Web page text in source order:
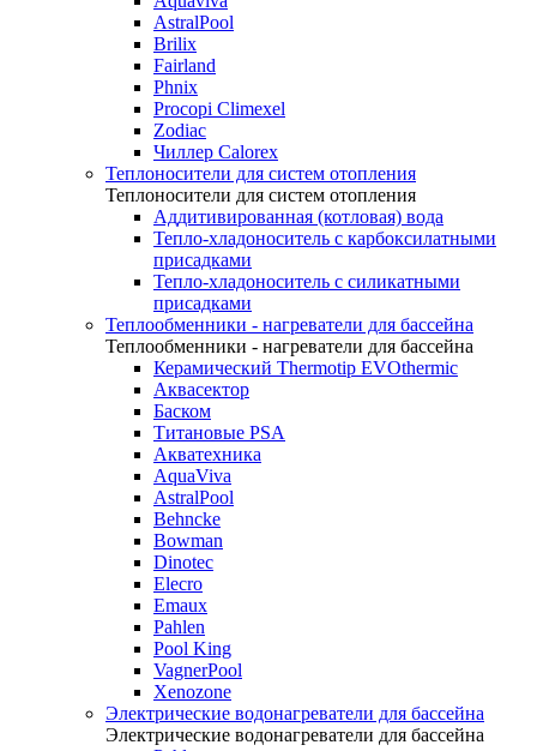
AstralPool
Brilix
Fairland
Phnix
Procopi Climexel
Zodiac
Чиллер Calorex
Теплоносители для систем отопления
Теплоносители для систем отопления
Аддитивированная (котловая) вода
Тепло-хладоноситель с карбоксилатными
присадками
Тепло-хладоноситель с силикатными
присадками
Теплообменники - нагреватели для бассейна
Теплообменники - нагреватели для бассейна
Керамический Thermotip EVOthermic
Аквасектор
Баском
Титановые PSA
Акватехника
AquaViva
AstralPool
Behncke
Bowman
Dinotec
Elecro
Emaux
Pahlen
Pool King
VagnerPool
Xenozone
Электрические водонагреватели для бассейна
Электрические водонагреватели для бассейна